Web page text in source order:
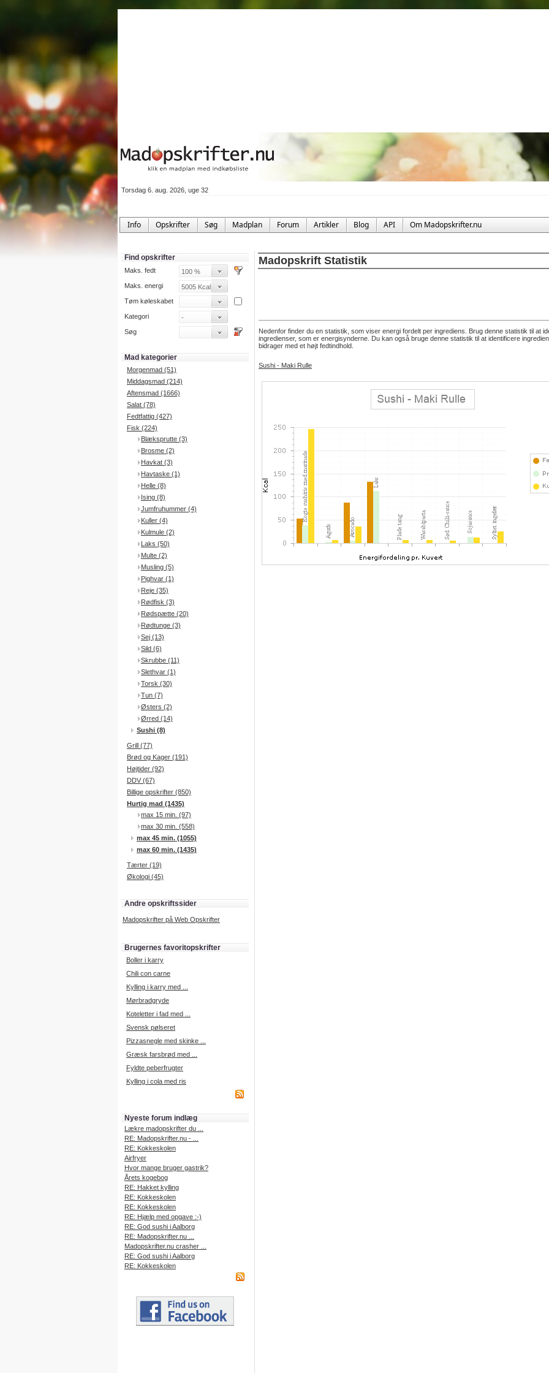
Torsdag 6. aug. 2026, uge 32
Info Opskrifter Søg Madplan Forum Artikler Blog API Om Madopskrifter.nu
Find opskrifter
Maks. fedt
Maks. energi
Tøm køleskabet
Kategori
Søg
Mad kategorier
Morgenmad (51)
Middagsmad (214)
Aftensmad (1666)
Salat (78)
Fedtfattig (427)
Fisk (224)
Blæksprutte (3)
Brosme (2)
Havkat (3)
Havtaske (1)
Helle (8)
Ising (8)
Jumfruhummer (4)
Kuller (4)
Kulmule (2)
Laks (50)
Multe (2)
Musling (5)
Pighvar (1)
Reje (35)
Rødfisk (3)
Rødspætte (20)
Rødtunge (3)
Sej (13)
Sild (6)
Skrubbe (11)
Slethvar (1)
Torsk (30)
Tun (7)
Østers (2)
Ørred (14)
Sushi (8)
Grill (77)
Brød og Kager (191)
Højtider (92)
DDV (67)
Billige opskrifter (850)
Hurtig mad (1435)
max 15 min. (97)
max 30 min. (558)
max 45 min. (1055)
max 60 min. (1435)
Tærter (19)
Økologi (45)
Andre opskriftssider
Madopskrifter på Web Opskrifter
Brugernes favoritopskrifter
Boller i karry
Chili con carne
Kylling i karry med ...
Mørbradgryde
Koteletter i fad med ...
Svensk pølseret
Pizzasnegle med skinke ...
Græsk farsbrød med ...
Fyldte peberfrugter
Kylling i cola med ris
Nyeste forum indlæg
Lækre madopskrifter du ...
RE: Madopskrifter.nu - ...
RE: Kokkeskolen
Airfryer
Hvor mange bruger gastrik?
Årets kogebog
RE: Hakket kylling
RE: Kokkeskolen
RE: Kokkeskolen
RE: Hjælp med opgave :-)
RE: God sushi i Aalborg
RE: Madopskrifter.nu ...
Madopskrifter.nu crasher ...
RE: God sushi i Aalborg
RE: Kokkeskolen
Madopskrift Statistik
Nedenfor finder du en statistik, som viser energi fordelt per ingrediens. Brug denne statistik til at
ingredienser, som er energisynderne. Du kan også bruge denne statistik til at identificere
bidrager med et højt fedtindhold.
Sushi - Maki Rulle